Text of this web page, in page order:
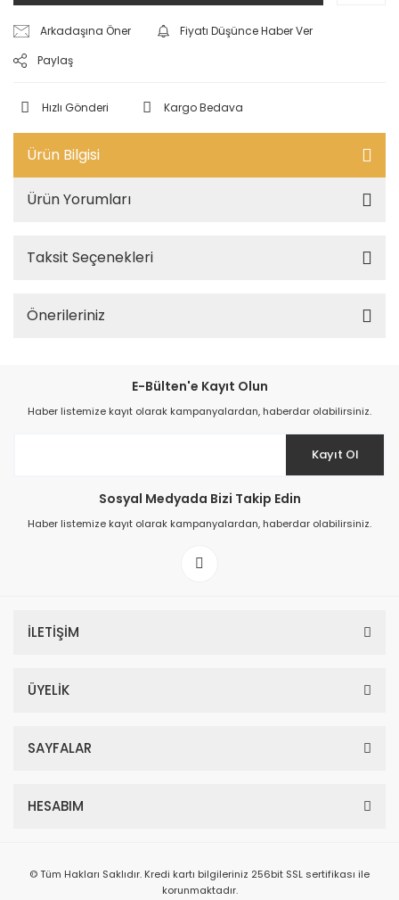
Arkadaşına Öner
Fiyatı Düşünce Haber Ver
Paylaş
Hızlı Gönderi Kargo Bedava
Ürün Bilgisi
Ürün Yorumları
Taksit Seçenekleri
Önerileriniz
E-Bülten'e Kayıt Olun
Haber listemize kayıt olarak kampanyalardan, haberdar olabilirsiniz.
Kayıt Ol
Sosyal Medyada Bizi Takip Edin
Haber listemize kayıt olarak kampanyalardan, haberdar olabilirsiniz.
İLETİŞİM
ÜYELİK
SAYFALAR
HESABIM
© Tüm Hakları Saklıdır. Kredi kartı bilgileriniz 256bit SSL sertifikası ile
korunmaktadır.